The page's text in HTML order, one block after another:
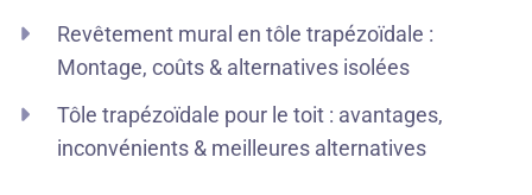
Revêtement mural en tôle trapézoïdale :
Montage, coûts & alternatives isolées
Tôle trapézoïdale pour le toit : avantages,
inconvénients & meilleures alternatives